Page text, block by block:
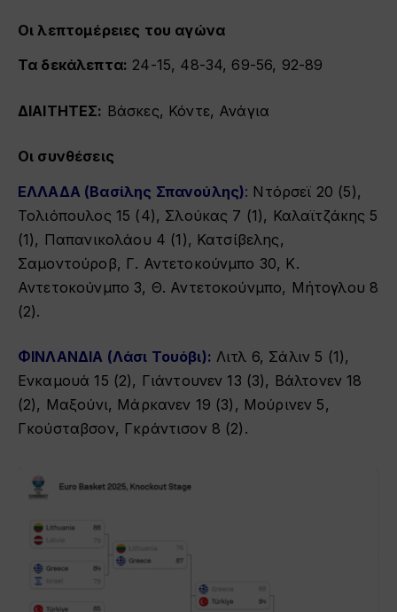
Οι λεπτομέρειες του αγώνα
Τα δεκάλεπτα: 24-15, 48-34, 69-56, 92-89
ΔΙΑΙΤΗΤΕΣ: Βάσκες, Κόντε, Ανάγια
Οι συνθέσεις
ΕΛΛΑΔΑ (Βασίλης Σπανούλης): Ντόρσεϊ 20 (5),
Τολιόπουλος 15 (4), Σλούκας 7 (1), Καλαϊτζάκης 5
(1), Παπανικολάου 4 (1), Κατσίβελης,
Σαμοντούροβ, Γ. Αντετοκούνμπο 30, Κ.
Αντετοκούνμπο 3, Θ. Αντετοκούνμπο, Μήτογλου 8
(2).
ΦΙΝΛΑΝΔΙΑ (Λάσι Τουόβι): Λιτλ 6, Σάλιν 5 (1),
Ενκαμουά 15 (2), Γιάντουνεν 13 (3), Βάλτονεν 18
(2), Μαξούνι, Μάρκανεν 19 (3), Μούρινεν 5,
Γκούσταβσον, Γκράντισον 8 (2).